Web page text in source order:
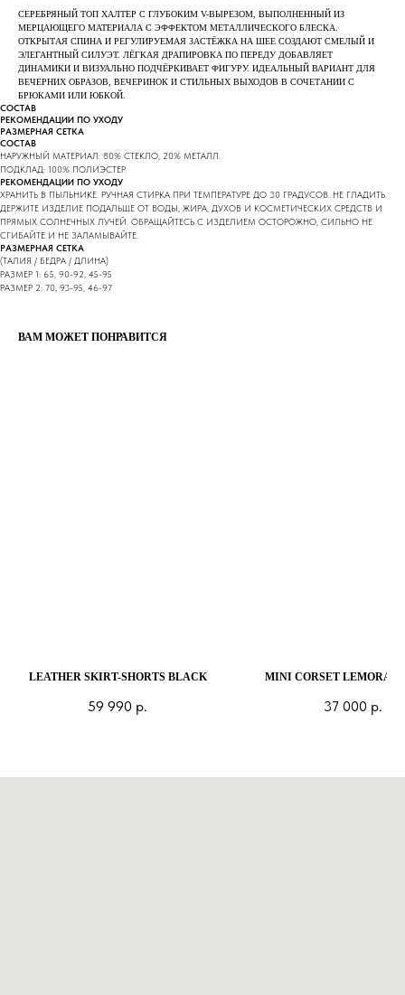
СЕРЕБРЯНЫЙ ТОП ХАЛТЕР С ГЛУБОКИМ V-ВЫРЕЗОМ, ВЫПОЛНЕННЫЙ ИЗ
МЕРЦАЮЩЕГО МАТЕРИАЛА С ЭФФЕКТОМ МЕТАЛЛИЧЕСКОГО БЛЕСКА.
ОТКРЫТАЯ СПИНА И РЕГУЛИРУЕМАЯ ЗАСТЁЖКА НА ШЕЕ СОЗДАЮТ СМЕЛЫЙ И
ЭЛЕГАНТНЫЙ СИЛУЭТ. ЛЁГКАЯ ДРАПИРОВКА ПО ПЕРЕДУ ДОБАВЛЯЕТ
ДИНАМИКИ И ВИЗУАЛЬНО ПОДЧЁРКИВАЕТ ФИГУРУ. ИДЕАЛЬНЫЙ ВАРИАНТ ДЛЯ
ВЕЧЕРНИХ ОБРАЗОВ, ВЕЧЕРИНОК И СТИЛЬНЫХ ВЫХОДОВ В СОЧЕТАНИИ С
БРЮКАМИ ИЛИ ЮБКОЙ.
СОСТАВ
РЕКОМЕНДАЦИИ ПО УХОДУ
РАЗМЕРНАЯ СЕТКА
СОСТАВ
НАРУЖНЫЙ МАТЕРИАЛ: 80% СТЕКЛО, 20% МЕТАЛЛ.
ПОДКЛАД: 100% ПОЛИЭСТЕР.
РЕКОМЕНДАЦИИ ПО УХОДУ
ХРАНИТЬ В ПЫЛЬНИКЕ. РУЧНАЯ СТИРКА ПРИ ТЕМПЕРАТУРЕ ДО 30 ГРАДУСОВ. НЕ ГЛАДИТЬ.
ДЕРЖИТЕ ИЗДЕЛИЕ ПОДАЛЬШЕ ОТ ВОДЫ, ЖИРА, ДУХОВ И КОСМЕТИЧЕСКИХ СРЕДСТВ И
ПРЯМЫХ СОЛНЕЧНЫХ ЛУЧЕЙ. ОБРАЩАЙТЕСЬ С ИЗДЕЛИЕМ ОСТОРОЖНО, СИЛЬНО НЕ
СГИБАЙТЕ И НЕ ЗАЛАМЫВАЙТЕ.
РАЗМЕРНАЯ СЕТКА
(ТАЛИЯ / БЕДРА / ДЛИНА)
РАЗМЕР 1: 65, 90-92, 45-95
РАЗМЕР 2: 70, 93-95, 46-97
ВАМ МОЖЕТ ПОНРАВИТСЯ
LEATHER SKIRT-SHORTS BLACK
59 990 р.
MINI CORSET LEMORAN
37 000 р.